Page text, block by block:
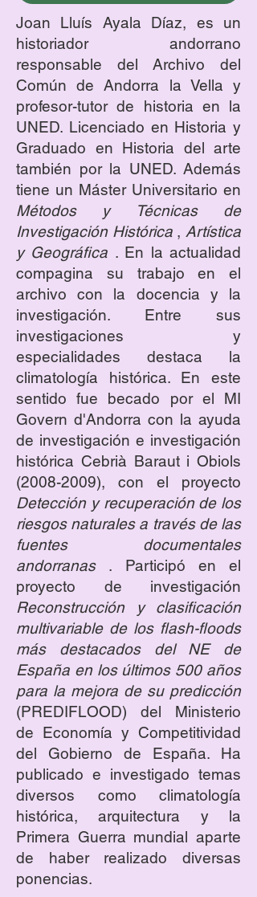
Joan Lluís Ayala Díaz, es un
historiador andorrano
responsable del Archivo del
Común de Andorra la Vella y
profesor-tutor de historia en la
UNED. Licenciado en Historia y
Graduado en Historia del arte
también por la UNED. Además
tiene un Máster Universitario en
Métodos y Técnicas de
Investigación Histórica, Artística
y Geográfica . En la actualidad
compagina su trabajo en el
archivo con la docencia y la
investigación. Entre sus
investigaciones y
especialidades destaca la
climatología histórica. En este
sentido fue becado por el MI
Govern d'Andorra con la ayuda
de investigación e investigación
histórica Cebrià Baraut i Obiols
(2008-2009), con el proyecto
Detección y recuperación de los
riesgos naturales a través de las
fuentes documentales
andorranas. Participó en el
proyecto de investigación
Reconstrucción y clasificación
multivariable de los flash-floods
más destacados del NE de
España en los últimos 500 años
para la mejora de su predicción
(PREDIFLOOD) del Ministerio
de Economía y Competitividad
del Gobierno de España. Ha
publicado e investigado temas
diversos como climatología
histórica, arquitectura y la
Primera Guerra mundial aparte
de haber realizado diversas
ponencias.